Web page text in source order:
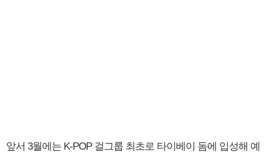
앞서 3월에는 K-POP 걸그룹 최초로 타이베이 돔에 입성해 예